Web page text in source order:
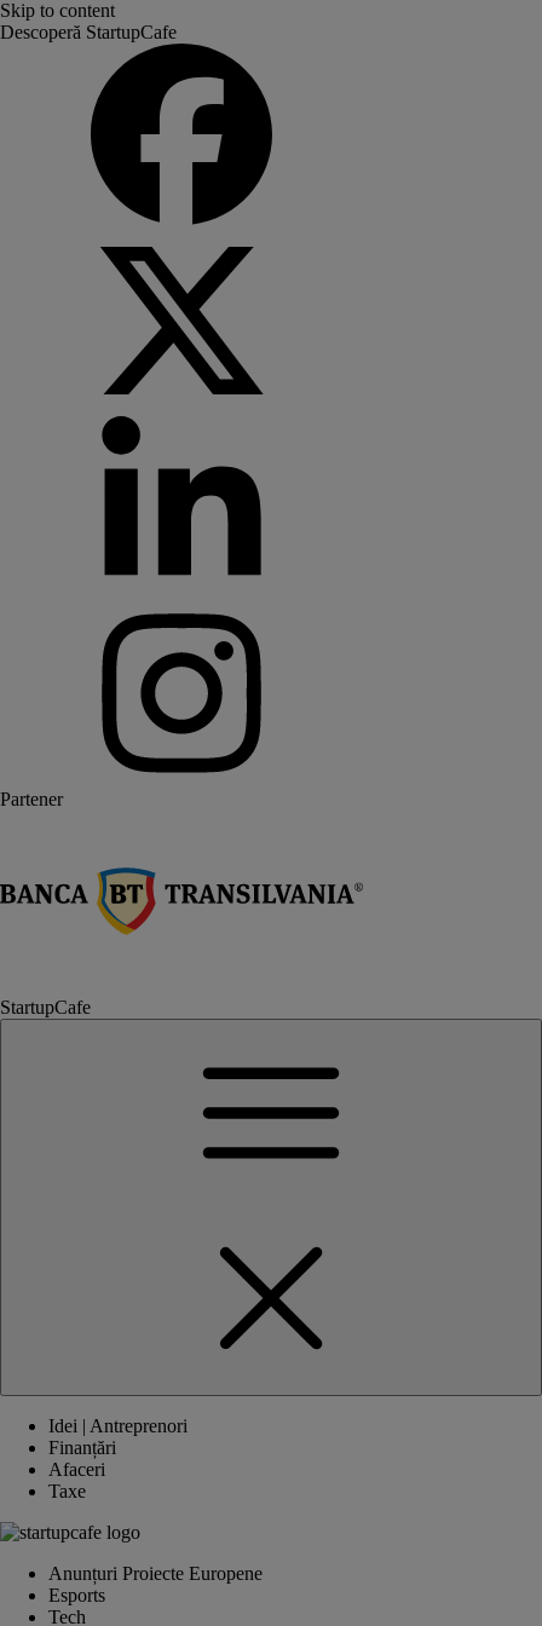
Skip to content
Descoperă StartupCafe
Partener
StartupCafe
Idei | Antreprenori
Finanțări
Afaceri
Taxe
Anunțuri Proiecte Europene
Esports
Tech